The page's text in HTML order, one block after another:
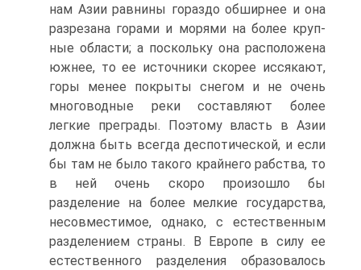
нам Азии равни­ны гораздо обширнее и она
разрезана горами и морями на более круп­
ные области; а поскольку она расположена
южнее, то ее источники ско­рее иссякают,
горы менее покрыты снегом и не очень
многоводные реки составляют более
легкие преграды. Поэтому власть в Азии
должна быть всегда деспотической, и если
бы там не было такого крайнего рабства, то
в ней очень скоро произошло бы
разделение на более мелкие госу­дарства,
несовместимое, однако, с естественным
разделением страны. В Европе в силу ее
естественного разделения образовалось